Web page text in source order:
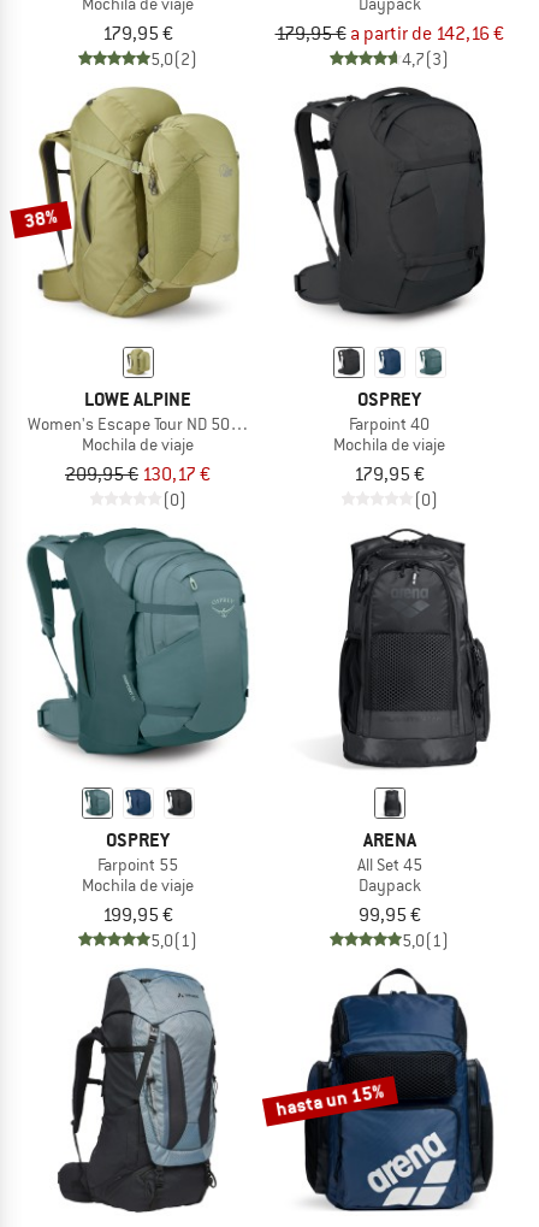
179,95 €
5,0(2)
179,95 € a partir de 142,16 €
4,7(3)
38%
LOWE ALPINE
Women's Escape Tour ND 50+15
Mochila de viaje
209,95 € 130,17 €
(0)
OSPREY
Farpoint 40
Mochila de viaje
179,95 €
(0)
OSPREY
Farpoint 55
Mochila de viaje
199,95 €
5,0(1)
ARENA
All Set 45
Daypack
99,95 €
5,0(1)
hasta un 15%